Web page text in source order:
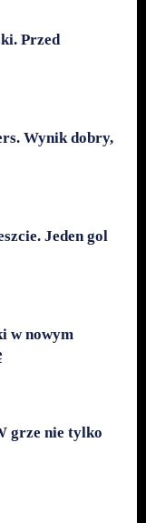
Przed
Wynik dobry,
Jeden gol
w nowym
grze nie tylko